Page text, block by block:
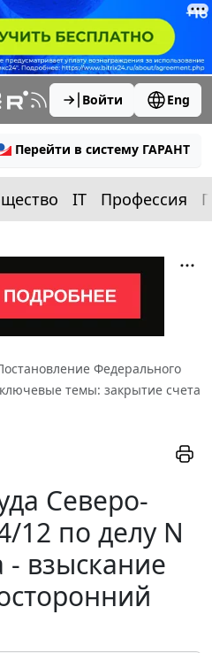
Войти Eng
Перейти в систему ГАРАНТ
IT Профессия
Федерального
темы: закрытие счета
Северо-
12 по делу N
взыскание